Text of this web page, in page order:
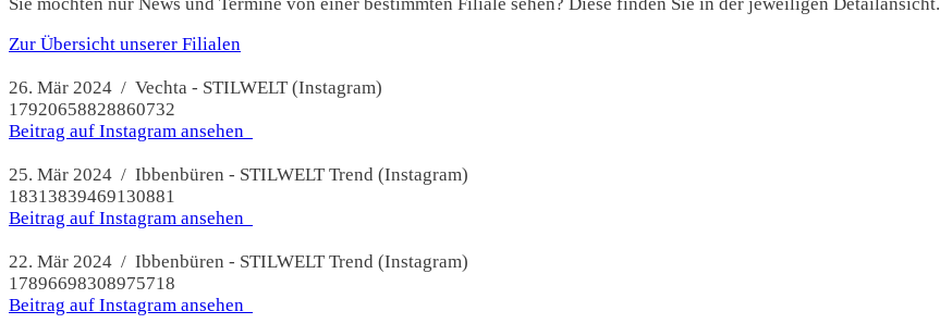
Zur Übersicht unserer Filialen
26. Mär 2024 / Vechta - STILWELT (Instagram)
17920658828860732
Beitrag auf Instagram ansehen
25. Mär 2024 / Ibbenbüren - STILWELT Trend (Instagram)
18313839469130881
Beitrag auf Instagram ansehen
22. Mär 2024 / Ibbenbüren - STILWELT Trend (Instagram)
17896698308975718
Beitrag auf Instagram ansehen